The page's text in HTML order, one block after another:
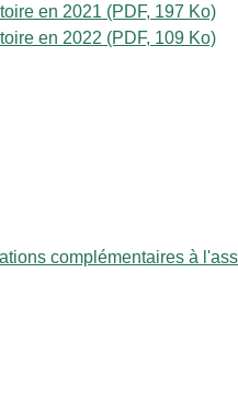
en 2021 (PDF, 197 Ko)
en 2022 (PDF, 109 Ko)
complémentaires à